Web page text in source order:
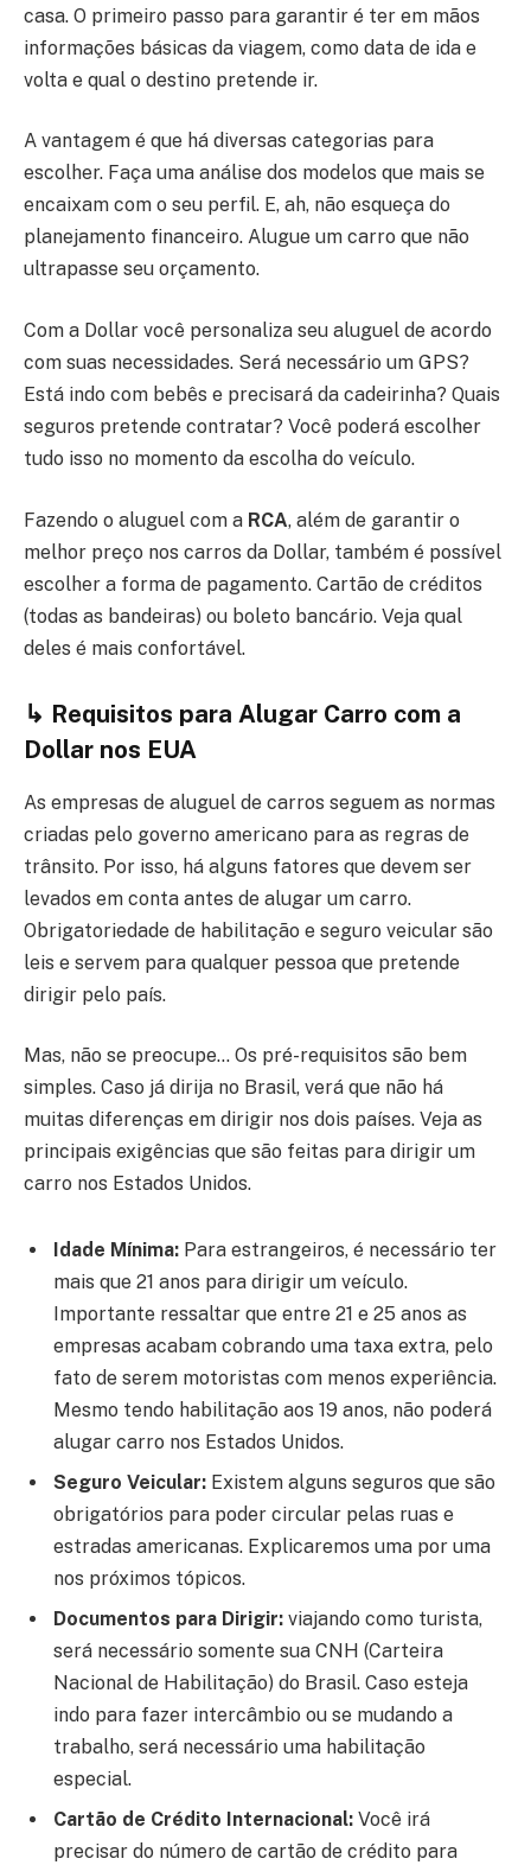
casa. O primeiro passo para garantir é ter em mãos
informações básicas da viagem, como data de ida e
volta e qual o destino pretende ir.
A vantagem é que há diversas categorias para
escolher. Faça uma análise dos modelos que mais se
encaixam com o seu perfil. E, ah, não esqueça do
planejamento financeiro. Alugue um carro que não
ultrapasse seu orçamento.
Com a Dollar você personaliza seu aluguel de acordo
com suas necessidades. Será necessário um GPS?
Está indo com bebês e precisará da cadeirinha? Quais
seguros pretende contratar? Você poderá escolher
tudo isso no momento da escolha do veículo.
Fazendo o aluguel com a RCA, além de garantir o
melhor preço nos carros da Dollar, também é possível
escolher a forma de pagamento. Cartão de créditos
(todas as bandeiras) ou boleto bancário. Veja qual
deles é mais confortável.
↳ Requisitos para Alugar Carro com a
Dollar nos EUA
As empresas de aluguel de carros seguem as normas
criadas pelo governo americano para as regras de
trânsito. Por isso, há alguns fatores que devem ser
levados em conta antes de alugar um carro.
Obrigatoriedade de habilitação e seguro veicular são
leis e servem para qualquer pessoa que pretende
dirigir pelo país.
Mas, não se preocupe… Os pré-requisitos são bem
simples. Caso já dirija no Brasil, verá que não há
muitas diferenças em dirigir nos dois países. Veja as
principais exigências que são feitas para dirigir um
carro nos Estados Unidos.
Idade Mínima: Para estrangeiros, é necessário ter
mais que 21 anos para dirigir um veículo.
Importante ressaltar que entre 21 e 25 anos as
empresas acabam cobrando uma taxa extra, pelo
fato de serem motoristas com menos experiência.
Mesmo tendo habilitação aos 19 anos, não poderá
alugar carro nos Estados Unidos.
Seguro Veicular: Existem alguns seguros que são
obrigatórios para poder circular pelas ruas e
estradas americanas. Explicaremos uma por uma
nos próximos tópicos.
Documentos para Dirigir: viajando como turista,
será necessário somente sua CNH (Carteira
Nacional de Habilitação) do Brasil. Caso esteja
indo para fazer intercâmbio ou se mudando a
trabalho, será necessário uma habilitação
especial.
Cartão de Crédito Internacional: Você irá
precisar do número de cartão de crédito para